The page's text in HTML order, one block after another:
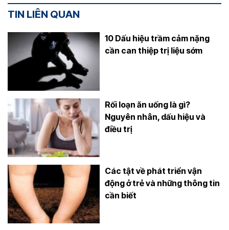
TIN LIÊN QUAN
10 Dấu hiệu trầm cảm nặng
cần can thiệp trị liệu sớm
Rối loạn ăn uống là gì?
Nguyên nhân, dấu hiệu và
điều trị
Các tật về phát triển vận
động ở trẻ và những thông tin
cần biết